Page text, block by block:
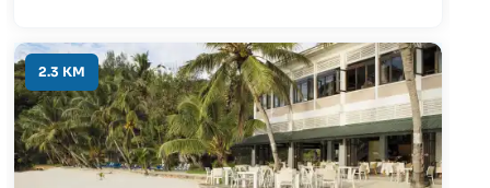
täglich 7-9 abwechslungsreiche Speisen
angeboten, darunter auch Desserts und
Kontinentales Frühstück.
2.3 KM